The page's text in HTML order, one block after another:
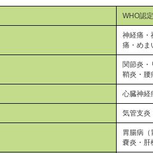
WHO認
神経痛・
痛・めま
関節炎・
鞘炎・腰
心臓神経
気管支炎
胃腸病（
嚢炎・肝